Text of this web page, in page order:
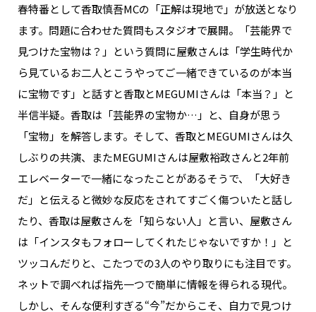
春特番として香取慎吾MCの「正解は現地で」が放送となり
ます。問題に合わせた質問もスタジオで展開。「芸能界で
見つけた宝物は？」という質問に屋敷さんは「学生時代か
ら見ているお二人とこうやってご一緒できているのが本当
に宝物です」と話すと香取とMEGUMIさんは「本当？」と
半信半疑。香取は「芸能界の宝物か…」と、自身が思う
「宝物」を解答します。そして、香取とMEGUMIさんは久
しぶりの共演、またMEGUMIさんは屋敷裕政さんと2年前
エレベーターで一緒になったことがあるそうで、「大好き
だ」と伝えると微妙な反応をされてすごく傷ついたと話し
たり、香取は屋敷さんを「知らない人」と言い、屋敷さん
は「インスタもフォローしてくれたじゃないですか！」と
ツッコんだりと、こたつでの3人のやり取りにも注目です。
ネットで調べれば指先一つで簡単に情報を得られる現代。
しかし、そんな便利すぎる“今”だからこそ、自力で見つけ